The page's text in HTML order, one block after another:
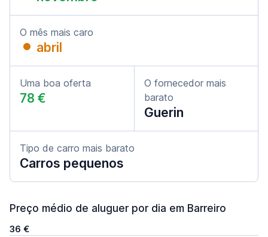
O mês mais caro
abril
Uma boa oferta
78 €
O fornecedor mais
barato
Guerin
Tipo de carro mais barato
Carros pequenos
Preço médio de aluguer por dia em Barreiro
36 €